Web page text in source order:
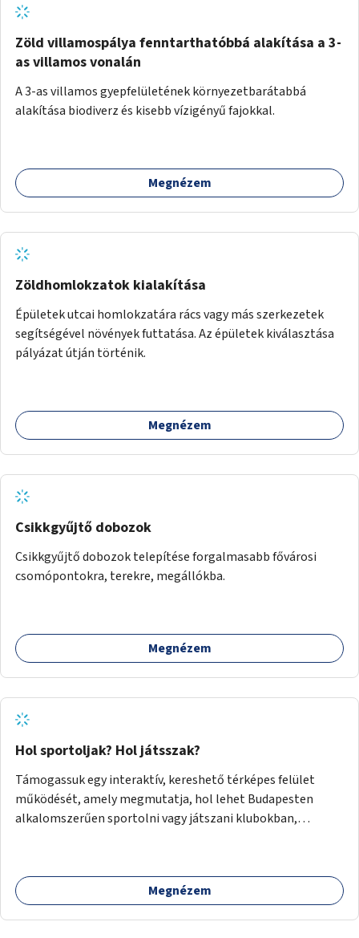
Zöld villamospálya fenntarthatóbbá alakítása a 3-
as villamos vonalán
A 3-as villamos gyepfelületének környezetbarátabbá
alakítása biodiverz és kisebb vízigényű fajokkal.
Megnézem
Zöldhomlokzatok kialakítása
Épületek utcai homlokzatára rács vagy más szerkezetek
segítségével növények futtatása. Az épületek kiválasztása
pályázat útján történik.
Megnézem
Csikkgyűjtő dobozok
Csikkgyűjtő dobozok telepítése forgalmasabb fővárosi
csomópontokra, terekre, megállókba.
Megnézem
Hol sportoljak? Hol játsszak?
Támogassuk egy interaktív, kereshető térképes felület
működését, amely megmutatja, hol lehet Budapesten
alkalomszerűen sportolni vagy játszani klubokban,
bridzsezni, biliárdozni vagy társasjátékozni, és azt is, hogy
ezek mikor érhetők el. A projekt célja, hogy átláthatóvá és
Megnézem